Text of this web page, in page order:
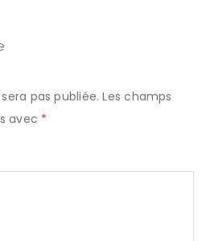
pas publiée. Les champs
avec *